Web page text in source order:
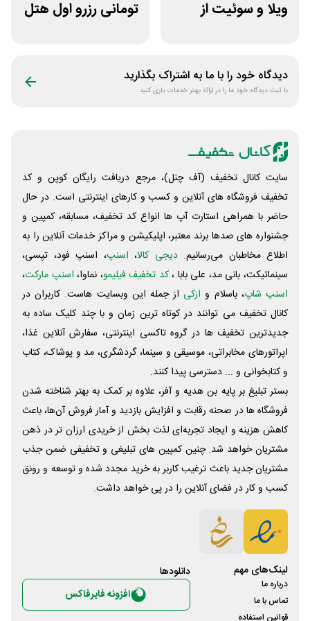
ویلا و سوئیت از
تومانی رزرو اول هتل
دیدگاه خود را با ما به اشتراک بگذارید
با ثبت دیدگاه خود ما را در ارائه بهتر خدمات یاری کنید
سایت کانال تخفیف (آف چنل)، مرجع دریافت رایگان کوپن و کد
تخفیف فروشگاه های آنلاین و کسب و‌ کارهای اینترنتی است. در حال
حاضر با همراهی استارت آپ ها انواع کد تخفیف، مسابقه، کمپین و
جشنواره های صدها برند معتبر، اپلیکیشن و مراکز خدمات آنلاین را به
اطلاع مخاطبان می‌رسانیم. دیجی کالا، اسنپ، اسنپ فود، تپسی،
سینماتیکت، بانی مد، علی‌ بابا ،کد تخفیف فیلیمو، نماوا، اسنپ مارکت،
اسنپ شاپ، باسلام و ازکی از جمله این وبسایت ‌هاست. کاربران در
کانال تخفیف می توانند در کوتاه ترین زمان و با چند کلیک ساده به
جدیدترین تخفیف ها در گروه تاکسی اینترنتی، سفارش آنلاین غذا،
اپراتورهای مخابراتی، موسیقی و سینما، گردشگری، مد و پوشاک، کتاب
و کتابخوانی و ... دسترسی پیدا کنند.
بستر تبلیغ بر پایه بن هدیه و آفر، علاوه بر کمک به بهتر شناخته شدن
فروشگاه ها در صحنه رقابت و افزایش بازدید و آمار فروش آن‌ها، باعث
کاهش هزینه و ایجاد تجربه‌ای لذت بخش از خریدی ارزان تر در ذهن
مشتریان خواهد شد. چنین کمپین های تبلیغی و تخفیفی ضمن جذب
مشتریان جدید باعث ترغیب کاربر به خرید مجدد شده و توسعه و رونق
کسب و کار در فضای آنلاین را در پی خواهد داشت.
لینک‌های مهم
درباره ما
تماس با ما
قوانین استفاده
دانلود‌ها
افزونه فایرفاکس